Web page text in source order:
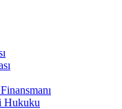
Hukuku